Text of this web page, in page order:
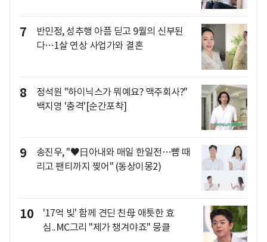
7
반민정, 성추행 아픔 딛고 9월의 신부된
다…1살 연상 사업가와 결혼
8
정석원 "하이닉스가 뭐예요? 맥주회사?"
백지영 '충격'[순간포착]
9
송진우, "♥日아내와 매일 한일전…뺨 때
리고 팬티까지 찢어" (동상이몽2)
10
'17억 빚' 함께 견딘 친母 애틋한 효
심..MC그리 "제가 챙겨야죠" 뭉클